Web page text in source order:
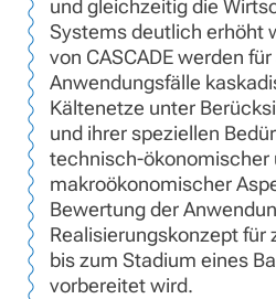
und gleichzeitig die
Systems deutlich erhöht
von CASCADE werden
Anwendungsfälle
Kältenetze unter
und ihrer speziellen
technisch-ökonomischer
makroökonomischer
Bewertung der
Realisierungskonzept für
bis zum Stadium eines
vorbereitet wird.